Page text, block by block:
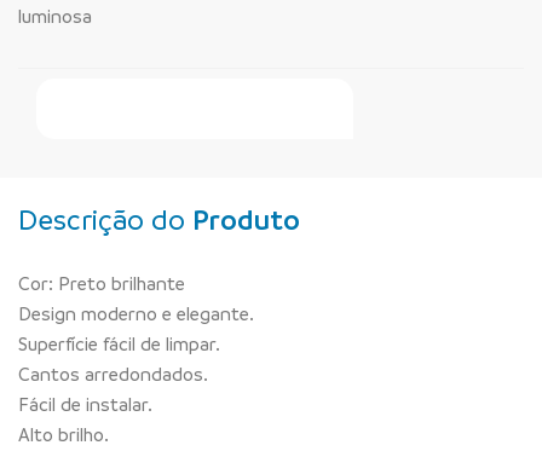
luminosa
Descrição do Produto
Cor: Preto brilhante
Design moderno e elegante.
Superfície fácil de limpar.
Cantos arredondados.
Fácil de instalar.
Alto brilho.